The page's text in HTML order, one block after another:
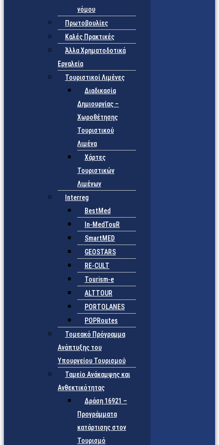
νόμου
Πρωτοβουλίες
Καλές Πρακτικές
Άλλα Χρηματοδοτικά
Εργαλεία
Τουριστικοί Λιμένες
Διαδικασία
Δημιουργίας –
Χωροθέτησης
Τουριστικού
Λιμένα
Χάρτες
Τουριστικών
Λιμένων
Interreg
BestMed
In-MedTouR
SmartMED
GEOSTARS
RE-CULT
Tourism-e
ALTTOUR
PORTOLANES
POPRoutes
Τομεακό Πρόγραμμα
Ανάπτυξης του
Υπουργείου Τουρισμού
Ταμείο Ανάκαμψης και
Ανθεκτικότητας
Δράση 16921 –
Προγράμματα
κατάρτισης στον
Τουρισμό